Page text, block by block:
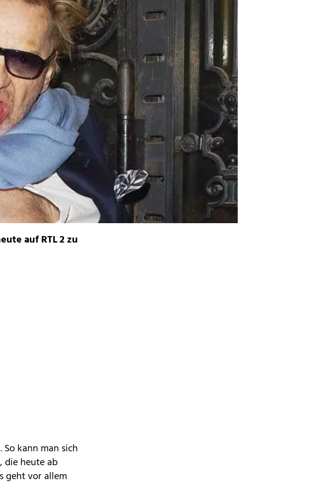
auf RTL 2 zu
kann man sich
die heute ab
geht vor allem